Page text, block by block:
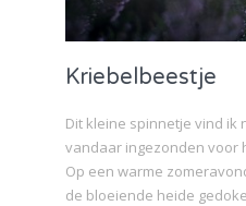
Kriebelbeestje
Dit kleine spinnetje vind ik
vandaar ingezonden voor
Op een warme
de bloeiende heide